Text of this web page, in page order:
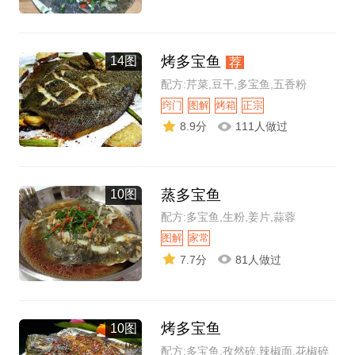
14图 烤多宝鱼 荐
配方:芹菜,豆干,多宝鱼,五香粉
窍门 图解 烤箱 正宗
8.9分 111人做过
10图 蒸多宝鱼
配方:多宝鱼,生粉,姜片,蒜蓉
图解 家常
7.7分 81人做过
10图 烤多宝鱼
配方:多宝鱼,孜然碎,辣椒面,花椒碎